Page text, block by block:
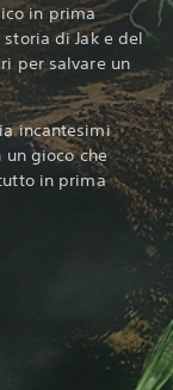
in prima
di Jak e del
per salvare un
incantesimi
gioco che
in prima